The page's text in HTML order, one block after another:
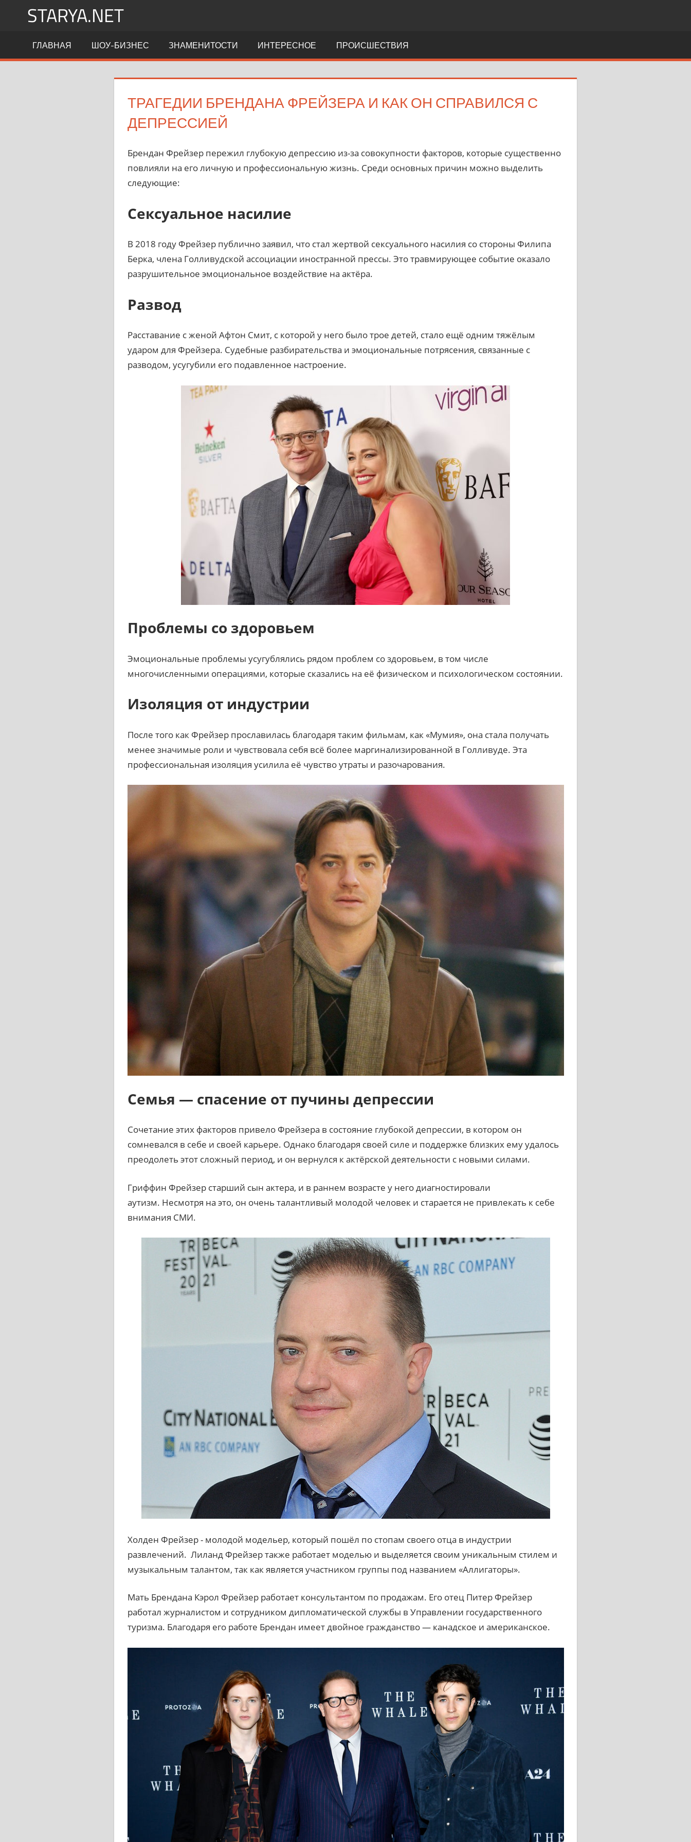
ПерейтиSTARYA.NET
шоу-
бизнеса
ГЛАВНАЯ ШОУ-БИЗНЕС ЗНАМЕНИТОСТИ ИНТЕРЕСНОЕ ПРОИСШЕСТВИЯ
ТРАГЕДИИ БРЕНДАНА ФРЕЙЗЕРА И КАК ОН СПРАВИЛСЯ С
ДЕПРЕССИЕЙ
Брендан Фрейзер пережил глубокую депрессию из-за совокупности факторов, которые существенно
повлияли на его личную и профессиональную жизнь. Среди основных причин можно выделить
следующие:
Сексуальное насилие
В 2018 году Фрейзер публично заявил, что стал жертвой сексуального насилия со стороны Филипа
Берка, члена Голливудской ассоциации иностранной прессы. Это травмирующее событие оказало
разрушительное эмоциональное воздействие на актёра.
Развод
Расставание с женой Афтон Смит, с которой у него было трое детей, стало ещё одним тяжёлым
ударом для Фрейзера. Судебные разбирательства и эмоциональные потрясения, связанные с
разводом, усугубили его подавленное настроение.
Проблемы со здоровьем
Эмоциональные проблемы усугублялись рядом проблем со здоровьем, в том числе
многочисленными операциями, которые сказались на её физическом и психологическом состоянии.
Изоляция от индустрии
После того как Фрейзер прославилась благодаря таким фильмам, как «Мумия», она стала получать
менее значимые роли и чувствовала себя всё более маргинализированной в Голливуде. Эта
профессиональная изоляция усилила её чувство утраты и разочарования.
Семья — спасение от пучины депрессии
Сочетание этих факторов привело Фрейзера в состояние глубокой депрессии, в котором он
сомневался в себе и своей карьере. Однако благодаря своей силе и поддержке близких ему удалось
преодолеть этот сложный период, и он вернулся к актёрской деятельности с новыми силами.
Гриффин Фрейзер старший сын актера, и в раннем возрасте у него диагностировали
аутизм. Несмотря на это, он очень талантливый молодой человек и старается не привлекать к себе
внимания СМИ.
Холден Фрейзер - молодой модельер, который пошёл по стопам своего отца в индустрии
развлечений. Лиланд Фрейзер также работает моделью и выделяется своим уникальным стилем и
музыкальным талантом, так как является участником группы под названием «Аллигаторы».
Мать Брендана Кэрол Фрейзер работает консультантом по продажам. Его отец Питер Фрейзер
работал журналистом и сотрудником дипломатической службы в Управлении государственного
туризма. Благодаря его работе Брендан имеет двойное гражданство — канадское и американское.